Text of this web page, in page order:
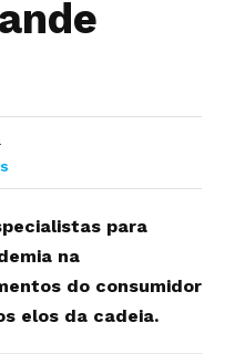
para
na
do consumidor
elos da cadeia.